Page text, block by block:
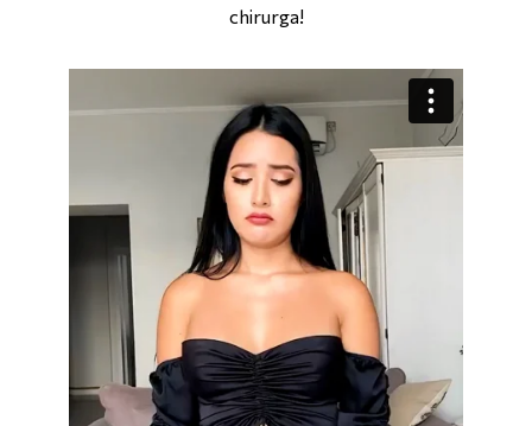
chirurga!